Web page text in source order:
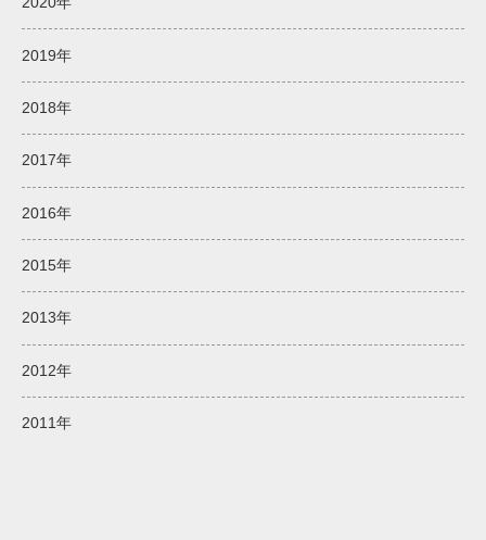
2019年
2018年
2017年
2016年
2015年
2013年
2012年
2011年